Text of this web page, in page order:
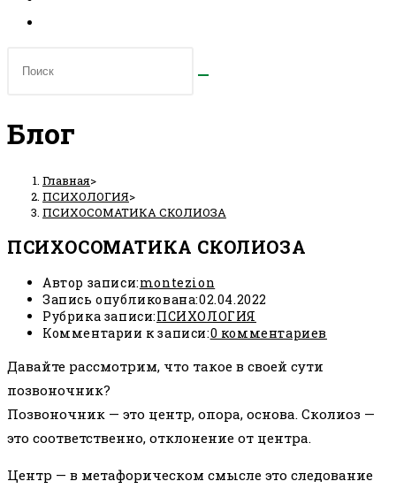
Блог
Главная>
ПСИХОЛОГИЯ>
ПСИХОСОМАТИКА СКОЛИОЗА
ПСИХОСОМАТИКА СКОЛИОЗА
Автор записи:montezion
Запись опубликована:02.04.2022
Рубрика записи:ПСИХОЛОГИЯ
Комментарии к записи:0 комментариев
Давайте рассмотрим, что такое в своей сути
позвоночник?
Позвоночник — это центр, опора, основа. Сколиоз —
это соответственно, отклонение от центра.
Центр — в метафорическом смысле это следование